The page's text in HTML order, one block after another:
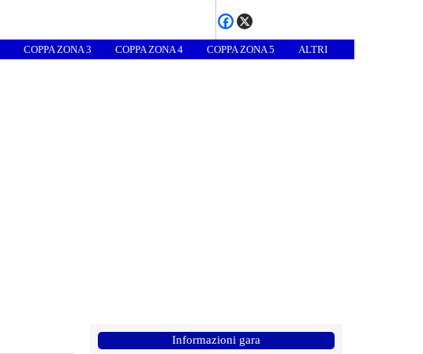
COPPA ZONA 3 COPPA ZONA 4 COPPA ZONA 5 ALTRI
Informazioni gara